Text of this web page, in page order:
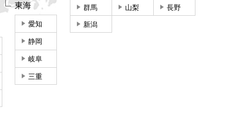
群馬 山梨 長野
新潟
東海
愛知
静岡
岐阜
三重